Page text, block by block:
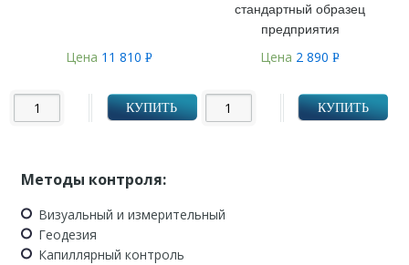
Цена 11 810 Р
КУПИТЬ
стандартный образец
предприятия
Цена 2 890Р
КУПИТЬ
Методы контроля:
Визуальный и измерительный
Геодезия
Капиллярный контроль